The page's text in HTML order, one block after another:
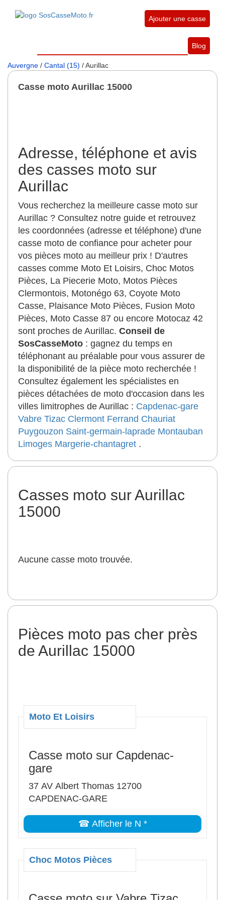
Ajouter une casse
Blog
Auvergne / Cantal (15) / Aurillac
Casse moto Aurillac 15000
Adresse, téléphone et avis
des casses moto sur
Aurillac
Vous recherchez la meilleure casse moto sur
Aurillac ? Consultez notre guide et retrouvez
les coordonnées (adresse et téléphone) d'une
casse moto de confiance pour acheter pour
vos pièces moto au meilleur prix ! D'autres
casses comme Moto Et Loisirs, Choc Motos
Pièces, La Piecerie Moto, Motos Pièces
Clermontois, Motonégo 63, Coyote Moto
Casse, Plaisance Moto Pièces, Fusion Moto
Pièces, Moto Casse 87 ou encore Motocaz 42
sont proches de Aurillac. Conseil de
SosCasseMoto : gagnez du temps en
téléphonant au préalable pour vous assurer de
la disponibilité de la pièce moto recherchée !
Consultez également les spécialistes en
pièces détachées de moto d'occasion dans les
villes limitrophes de Aurillac : Capdenac-gare
Vabre Tizac Clermont Ferrand Chauriat
Puygouzon Saint-germain-laprade Montauban
Limoges Margerie-chantagret .
Casses moto sur Aurillac
15000
Aucune casse moto trouvée.
Pièces moto pas cher près
de Aurillac 15000
Moto Et Loisirs
Casse moto sur Capdenac-
gare
37 AV Albert Thomas 12700
CAPDENAC-GARE
☎ Afficher le N *
Choc Motos Pièces